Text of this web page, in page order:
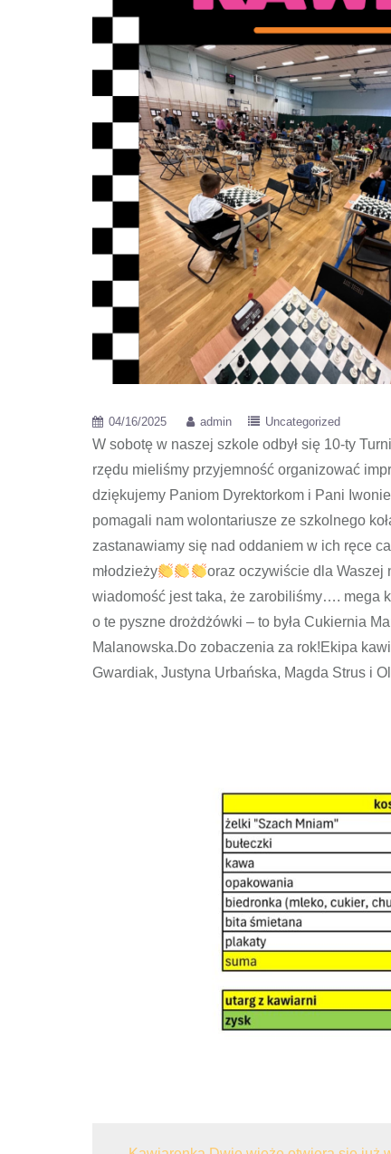
04/16/2025 admin Uncategorized
W sobotę w naszej szkole odbył się 10-ty
rzędu mieliśmy przyjemność organizować
dziękujemy Paniom Dyrektorkom i Pani
pomagali nam wolontariusze ze szkolnego
zastanawiamy się nad oddaniem w ich ręce
młodzieży
oraz oczywiście dla Waszej
wiadomość jest taka, że zarobiliśmy…. mega
o te pyszne drożdżówki – to była Cukiernia
Malanowska.Do zobaczenia za rok!Ekipa
Gwardiak, Justyna Urbańska, Magda Strus i